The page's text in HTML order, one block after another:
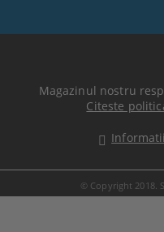
Magazinul nostru
Citeste
© Copyright 2018.